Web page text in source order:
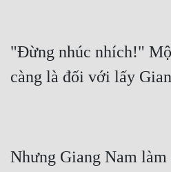
"Đừng nhúc nhích!"
càng là đối với lấy
Nhưng Giang Nam làm